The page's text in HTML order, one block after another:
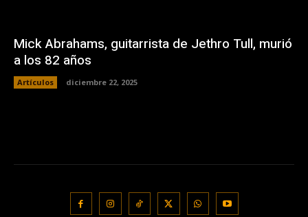
Mick Abrahams, guitarrista de Jethro Tull, murió
a los 82 años
Artículos diciembre 22, 2025